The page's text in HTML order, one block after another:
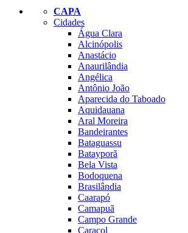
CAPA
Cidades
Água Clara
Alcinópolis
Anastácio
Anaurilândia
Angélica
Antônio João
Aparecida do Taboado
Aquidauana
Aral Moreira
Bandeirantes
Bataguassu
Batayporã
Bela Vista
Bodoquena
Brasilândia
Caarapó
Camapuã
Campo Grande
Caracol